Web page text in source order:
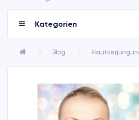
Kategorien
Blog